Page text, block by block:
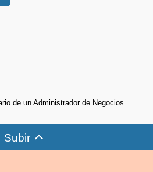
de un Administrador de Negocios
Subir